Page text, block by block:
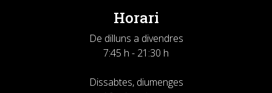
Horari
De dilluns a divendres
7:45 h - 21:30 h
Dissabtes, diumenges